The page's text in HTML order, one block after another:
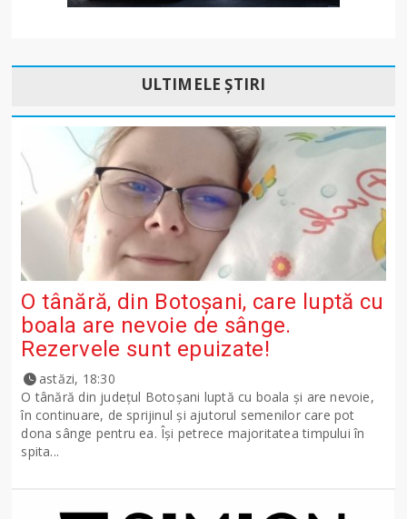
ULTIMELE ȘTIRI
O tânără, din Botoșani, care luptă cu
boala are nevoie de sânge.
Rezervele sunt epuizate!
astăzi, 18:30
O tânără din județul Botoșani luptă cu boala și are nevoie,
în continuare, de sprijinul și ajutorul semenilor care pot
dona sânge pentru ea. Își petrece majoritatea timpului în
spita...